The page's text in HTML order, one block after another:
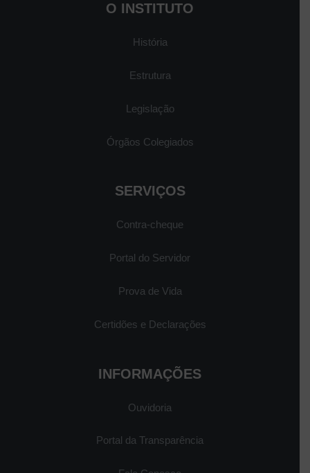
O INSTITUTO
História
Estrutura
Legislação
Órgãos Colegiados
SERVIÇOS
Contra-cheque
Portal do Servidor
Prova de Vida
Certidões e Declarações
INFORMAÇÕES
Ouvidoria
Portal da Transparência